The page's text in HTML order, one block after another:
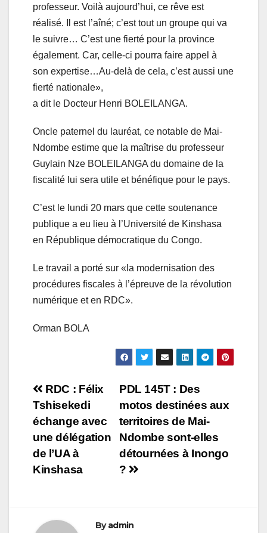
professeur. Voilà aujourd’hui, ce rêve est
réalisé. Il est l’aîné; c’est tout un groupe qui va
le suivre… C’est une fierté pour la province
également. Car, celle-ci pourra faire appel à
son expertise…Au-delà de cela, c’est aussi une
fierté nationale»,
a dit le Docteur Henri BOLEILANGA.
Oncle paternel du lauréat, ce notable de Mai-
Ndombe estime que la maîtrise du professeur
Guylain Nze BOLEILANGA du domaine de la
fiscalité lui sera utile et bénéfique pour le pays.
C’est le lundi 20 mars que cette soutenance
publique a eu lieu à l’Université de Kinshasa
en République démocratique du Congo.
Le travail a porté sur «la modernisation des
procédures fiscales à l’épreuve de la révolution
numérique et en RDC».
Orman BOLA
Navigation
de
l’article
PDL 145T : Des
motos destinées aux
territoires de Mai-
Ndombe sont-elles
détournées à Inongo
?
RDC : Félix
Tshisekedi
échange avec
une délégation
de l’UA à
Kinshasa
Byadmin